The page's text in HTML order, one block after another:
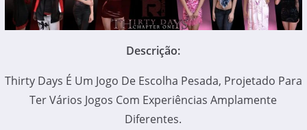
Descrição:
Thirty Days É Um Jogo De Escolha Pesada, Projetado Para
Ter Vários Jogos Com Experiências Amplamente
Diferentes.